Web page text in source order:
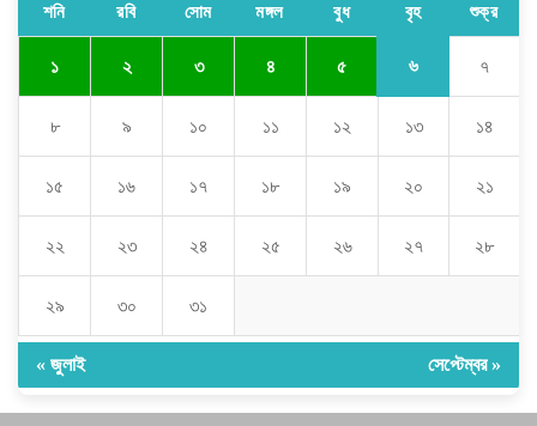
শনি রবি সোম মঙ্গল বুধ বৃহ শুক্র
১ ২ ৩ ৪ ৫ ৬ ৭
৮ ৯ ১০ ১১ ১২ ১৩ ১৪
১৫ ১৬ ১৭ ১৮ ১৯ ২০ ২১
২২ ২৩ ২৪ ২৫ ২৬ ২৭ ২৮
২৯ ৩০ ৩১
« জুলাই সেপ্টেম্বর »